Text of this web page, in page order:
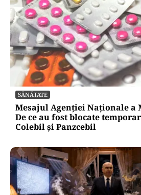
SĂNĂTATE
Mesajul Agenției Naționale a
De ce au fost blocate
Colebil și Panzcebil